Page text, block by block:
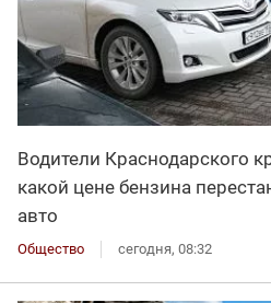
Водители Краснодарского
какой цене бензина
авто
Общество сегодня, 08:32